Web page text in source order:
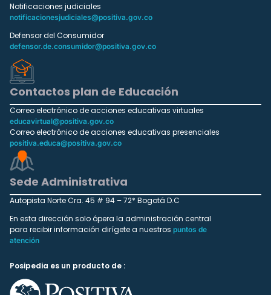
Notificaciones judiciales
notificacionesjudiciales@positiva.gov.co
Defensor del Consumidor
defensor.de.consumidor@positiva.gov.co
Contactos plan de Educación
Correo electrónico de acciones educativas virtuales
educavirtual@positiva.gov.co
Correo electrónico de acciones educativas presenciales
positiva.educa@positiva.gov.co
Sede Administrativa
Autopista Norte Cra. 45 # 94 – 72* Bogotá D.C
En esta dirección solo ópera la administración central
para recibir información dirígete a nuestros puntos de
atención
Posipedia es un producto de :